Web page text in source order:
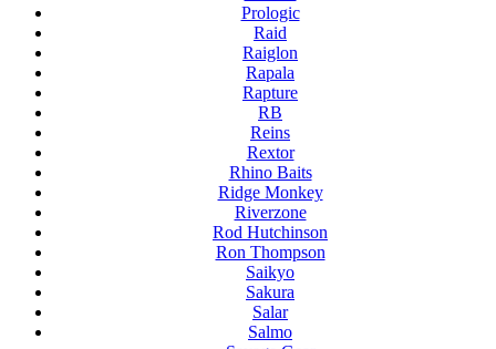
Prologic
Raid
Raiglon
Rapala
Rapture
RB
Reins
Rextor
Rhino Baits
Ridge Monkey
Riverzone
Rod Hutchinson
Ron Thompson
Saikyo
Sakura
Salar
Salmo